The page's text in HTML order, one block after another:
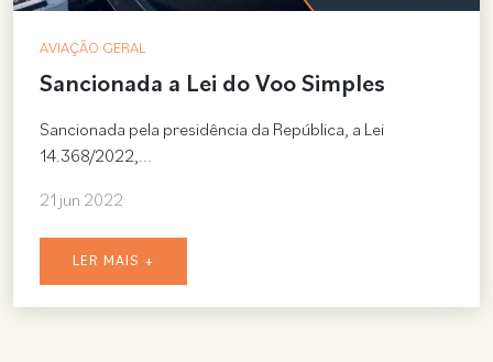
AVIAÇÃO GERAL
Sancionada a Lei do Voo Simples
Sancionada pela presidência da República, a Lei
14.368/2022,...
21 jun 2022
LER MAIS +